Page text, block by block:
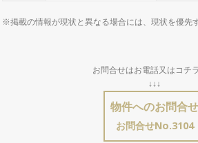
※掲載の情報が現状と異なる場合には、現状を優先
お問合せはお電話又はコチ
↓↓↓
物件へのお問合せ
お問合せNo.3104